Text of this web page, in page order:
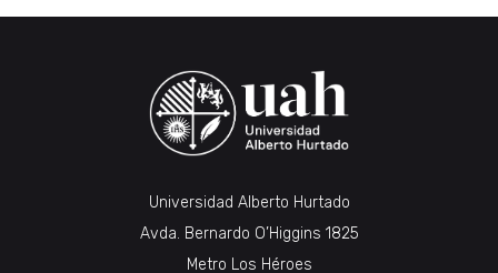
Universidad Alberto Hurtado
Avda. Bernardo O’Higgins 1825
Metro Los Héroes